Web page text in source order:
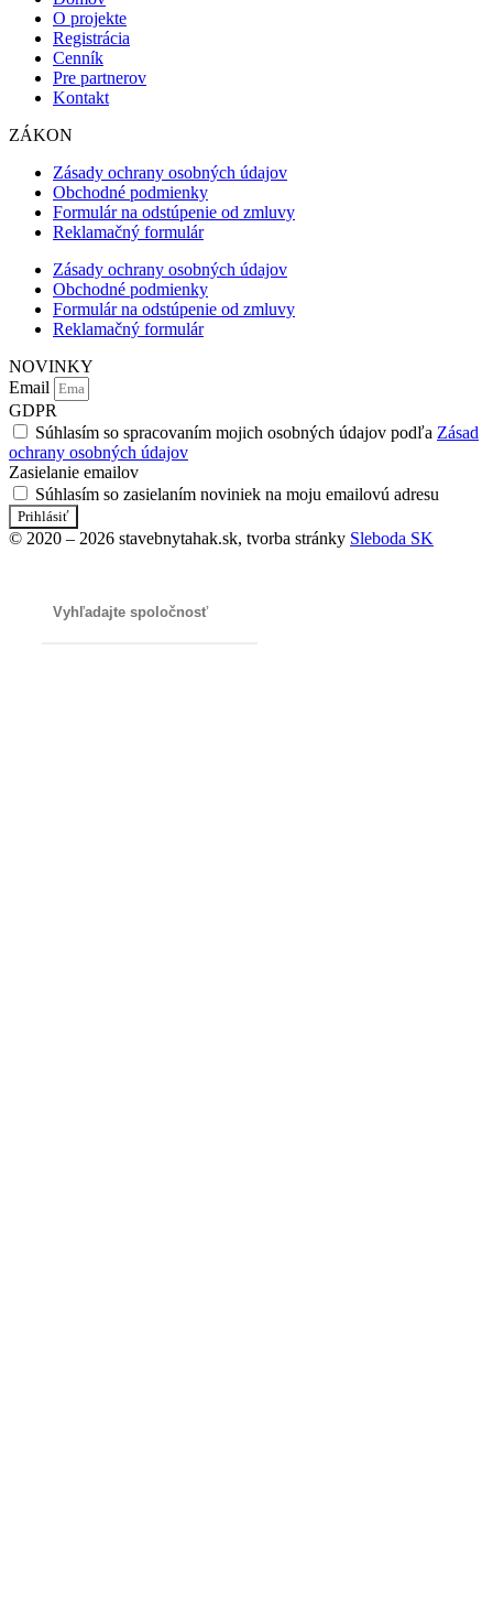
O projekte
Registrácia
Cenník
Pre partnerov
Kontakt
ZÁKON
Zásady ochrany osobných údajov
Obchodné podmienky
Formulár na odstúpenie od zmluvy
Reklamačný formulár
Zásady ochrany osobných údajov
Obchodné podmienky
Formulár na odstúpenie od zmluvy
Reklamačný formulár
NOVINKY
Email
GDPR
Súhlasím so spracovaním mojich osobných údajov podľa Zásad
ochrany osobných údajov
Zasielanie emailov
Súhlasím so zasielaním noviniek na moju emailovú adresu
Prihlásiť
© 2020 – 2026 stavebnytahak.sk, tvorba stránky Sleboda SK
...